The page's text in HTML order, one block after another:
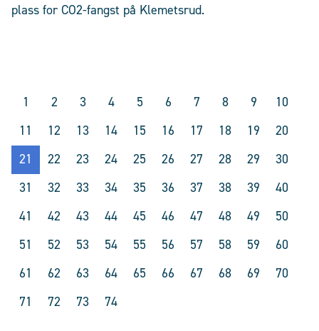
plass for CO2-fangst på Klemetsrud.
1 2 3 4 5 6 7 8 9
10
11
12 13 14 15 16 17 18 19
20
21
22 23 24 25 26 27 28 29
30
31
32 33 34 35 36 37 38 39
40
41
42 43 44 45 46 47 48 49
50
51
52 53 54 55 56 57 58 59
60
61
62 63 64 65 66 67 68 69
70
71
72 73 74